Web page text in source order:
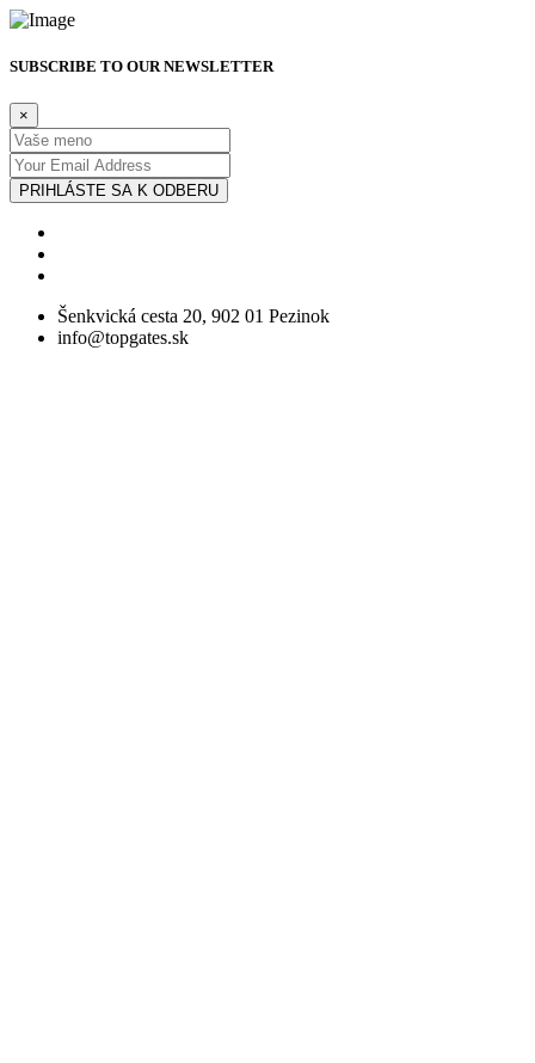
SUBSCRIBE TO OUR NEWSLETTER
×
PRIHLÁSTE SA K ODBERU
Šenkvická cesta 20, 902 01 Pezinok
info@topgates.sk